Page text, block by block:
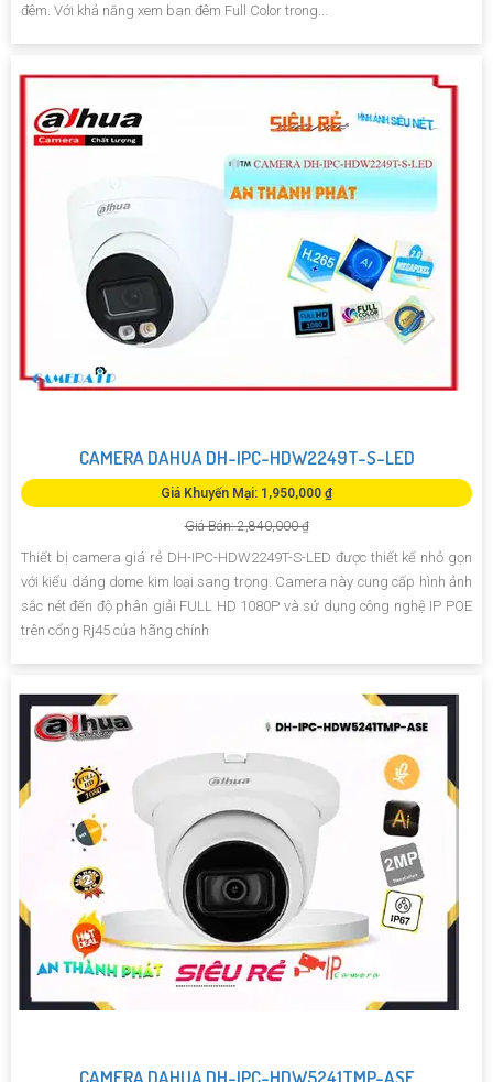
đêm. Với khả năng xem ban đêm Full Color trong...
CAMERA DAHUA DH-IPC-HDW2249T-S-LED
Giá Khuyến Mại: 1,950,000 ₫
Giá Bán: 2,840,000 ₫
Thiết bị camera giá rẻ DH-IPC-HDW2249T-S-LED được thiết kế nhỏ gọn
với kiểu dáng dome kim loại sang trọng. Camera này cung cấp hình ảnh
sắc nét đến độ phân giải FULL HD 1080P và sử dụng công nghệ IP POE
trên cổng Rj45 của hãng chính
CAMERA DAHUA DH-IPC-HDW5241TMP-ASE